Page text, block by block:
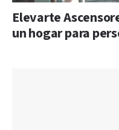
Elevarte
un hogar para